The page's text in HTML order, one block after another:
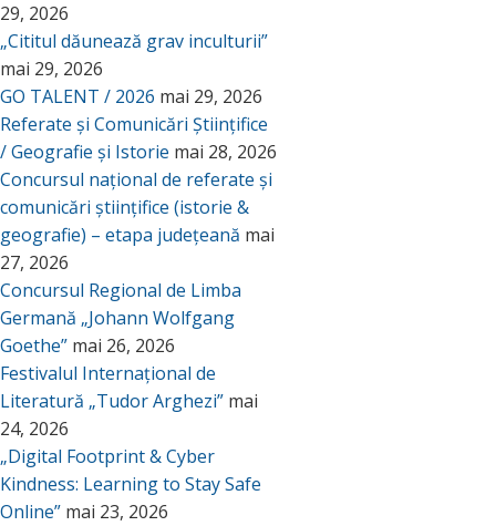
29, 2026
„Cititul dăunează grav inculturii”
mai 29, 2026
GO TALENT / 2026 mai 29, 2026
Referate și Comunicări Științifice
/ Geografie și Istorie mai 28, 2026
Concursul național de referate și
comunicări științifice (istorie &
geografie) – etapa județeană mai
27, 2026
Concursul Regional de Limba
Germană „Johann Wolfgang
Goethe” mai 26, 2026
Festivalul Internațional de
Literatură „Tudor Arghezi” mai
24, 2026
„Digital Footprint & Cyber
Kindness: Learning to Stay Safe
Online” mai 23, 2026